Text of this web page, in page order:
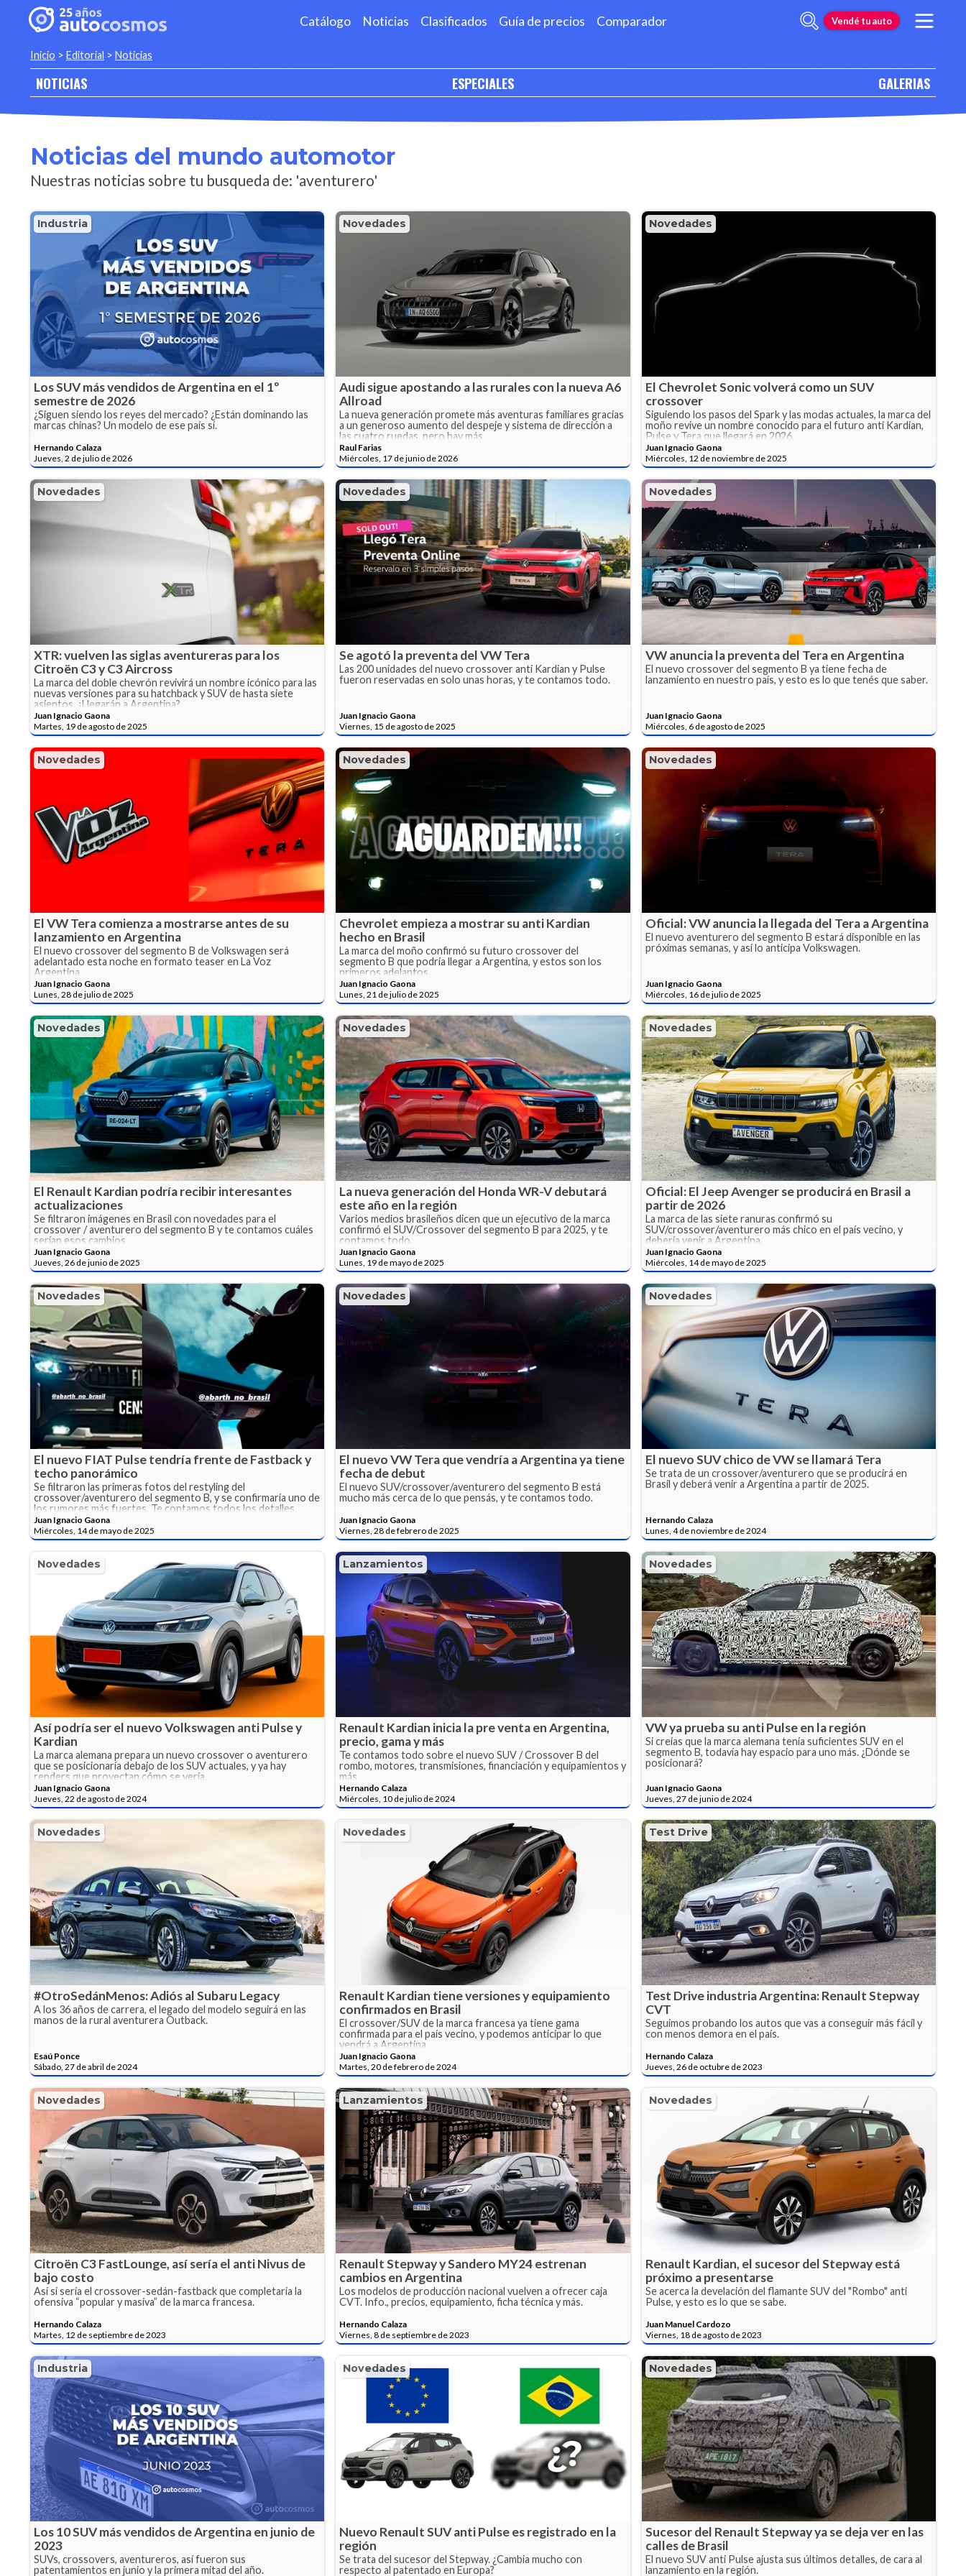
Catálogo Noticias Clasificados Guía de precios Comparador Vendé tu auto
Inicio > Editorial > Noticias
NOTICIAS ESPECIALES GALERIAS
Noticias del mundo automotor
Nuestras noticias sobre tu busqueda de: 'aventurero'
Industria
Los SUV más vendidos de Argentina en el 1º
semestre de 2026
¿Siguen siendo los reyes del mercado? ¿Están dominando las
marcas chinas? Un modelo de ese país sí.
Hernando Calaza
Jueves, 2 de julio de 2026
Novedades
Audi sigue apostando a las rurales con la nueva A6
Allroad
La nueva generación promete más aventuras familiares gracias
a un generoso aumento del despeje y sistema de dirección a
las cuatro ruedas, pero hay más.
Raul Farias
Miércoles, 17 de junio de 2026
Novedades
El Chevrolet Sonic volverá como un SUV
crossover
Siguiendo los pasos del Spark y las modas actuales, la marca del
moño revive un nombre conocido para el futuro anti Kardian,
Pulse y Tera que llegará en 2026.
Juan Ignacio Gaona
Miércoles, 12 de noviembre de 2025
Novedades
XTR: vuelven las siglas aventureras para los
Citroën C3 y C3 Aircross
La marca del doble chevrón revivirá un nombre icónico para las
nuevas versiones para su hatchback y SUV de hasta siete
asientos. ¿Llegarán a Argentina?
Juan Ignacio Gaona
Martes, 19 de agosto de 2025
Novedades
Se agotó la preventa del VW Tera
Las 200 unidades del nuevo crossover anti Kardian y Pulse
fueron reservadas en solo unas horas, y te contamos todo.
Juan Ignacio Gaona
Viernes, 15 de agosto de 2025
Novedades
VW anuncia la preventa del Tera en Argentina
El nuevo crossover del segmento B ya tiene fecha de
lanzamiento en nuestro país, y esto es lo que tenés que saber.
Juan Ignacio Gaona
Miércoles, 6 de agosto de 2025
Novedades
El VW Tera comienza a mostrarse antes de su
lanzamiento en Argentina
El nuevo crossover del segmento B de Volkswagen será
adelantado esta noche en formato teaser en La Voz
Argentina.
Juan Ignacio Gaona
Lunes, 28 de julio de 2025
Novedades
Chevrolet empieza a mostrar su anti Kardian
hecho en Brasil
La marca del moño confirmó su futuro crossover del
segmento B que podría llegar a Argentina, y estos son los
primeros adelantos.
Juan Ignacio Gaona
Lunes, 21 de julio de 2025
Novedades
Oficial: VW anuncia la llegada del Tera a Argentina
El nuevo aventurero del segmento B estará disponible en las
próximas semanas, y así lo anticipa Volkswagen.
Juan Ignacio Gaona
Miércoles, 16 de julio de 2025
Novedades
El Renault Kardian podría recibir interesantes
actualizaciones
Se filtraron imágenes en Brasil con novedades para el
crossover / aventurero del segmento B y te contamos cuáles
serían esos cambios.
Juan Ignacio Gaona
Jueves, 26 de junio de 2025
Novedades
La nueva generación del Honda WR-V debutará
este año en la región
Varios medios brasileños dicen que un ejecutivo de la marca
confirmó el SUV/Crossover del segmento B para 2025, y te
contamos todo.
Juan Ignacio Gaona
Lunes, 19 de mayo de 2025
Novedades
Oficial: El Jeep Avenger se producirá en Brasil a
partir de 2026
La marca de las siete ranuras confirmó su
SUV/crossover/aventurero más chico en el país vecino, y
debería venir a Argentina.
Juan Ignacio Gaona
Miércoles, 14 de mayo de 2025
Novedades
El nuevo FIAT Pulse tendría frente de Fastback y
techo panorámico
Se filtraron las primeras fotos del restyling del
crossover/aventurero del segmento B, y se confirmaría uno de
los rumores más fuertes. Te contamos todos los detalles.
Juan Ignacio Gaona
Miércoles, 14 de mayo de 2025
Novedades
El nuevo VW Tera que vendría a Argentina ya tiene
fecha de debut
El nuevo SUV/crossover/aventurero del segmento B está
mucho más cerca de lo que pensás, y te contamos todo.
Juan Ignacio Gaona
Viernes, 28 de febrero de 2025
Novedades
El nuevo SUV chico de VW se llamará Tera
Se trata de un crossover/aventurero que se producirá en
Brasil y deberá venir a Argentina a partir de 2025.
Hernando Calaza
Lunes, 4 de noviembre de 2024
Novedades
Así podría ser el nuevo Volkswagen anti Pulse y
Kardian
La marca alemana prepara un nuevo crossover o aventurero
que se posicionaría debajo de los SUV actuales, y ya hay
renders que proyectan cómo se vería.
Juan Ignacio Gaona
Jueves, 22 de agosto de 2024
Lanzamientos
Renault Kardian inicia la pre venta en Argentina,
precio, gama y más
Te contamos todo sobre el nuevo SUV / Crossover B del
rombo, motores, transmisiones, financiación y equipamientos y
más.
Hernando Calaza
Miércoles, 10 de julio de 2024
Novedades
VW ya prueba su anti Pulse en la región
Si creías que la marca alemana tenía suficientes SUV en el
segmento B, todavía hay espacio para uno más. ¿Dónde se
posicionará?
Juan Ignacio Gaona
Jueves, 27 de junio de 2024
Novedades
#OtroSedánMenos: Adiós al Subaru Legacy
A los 36 años de carrera, el legado del modelo seguirá en las
manos de la rural aventurera Outback.
Esaú Ponce
Sábado, 27 de abril de 2024
Novedades
Renault Kardian tiene versiones y equipamiento
confirmados en Brasil
El crossover/SUV de la marca francesa ya tiene gama
confirmada para el país vecino, y podemos anticipar lo que
vendrá a Argentina.
Juan Ignacio Gaona
Martes, 20 de febrero de 2024
Test Drive
Test Drive industria Argentina: Renault Stepway
CVT
Seguimos probando los autos que vas a conseguir más fácil y
con menos demora en el país.
Hernando Calaza
Jueves, 26 de octubre de 2023
Novedades
Citroën C3 FastLounge, así sería el anti Nivus de
bajo costo
Así sí sería el crossover-sedán-fastback que completaría la
ofensiva “popular y masiva” de la marca francesa.
Hernando Calaza
Martes, 12 de septiembre de 2023
Lanzamientos
Renault Stepway y Sandero MY24 estrenan
cambios en Argentina
Los modelos de producción nacional vuelven a ofrecer caja
CVT. Info., precios, equipamiento, ficha técnica y más.
Hernando Calaza
Viernes, 8 de septiembre de 2023
Novedades
Renault Kardian, el sucesor del Stepway está
próximo a presentarse
Se acerca la develación del flamante SUV del "Rombo" anti
Pulse, y esto es lo que se sabe.
Juan Manuel Cardozo
Viernes, 18 de agosto de 2023
Industria
Los 10 SUV más vendidos de Argentina en junio de
2023
SUVs, crossovers, aventureros, así fueron sus
patentamientos en junio y la primera mitad del año.
Novedades
Nuevo Renault SUV anti Pulse es registrado en la
región
Se trata del sucesor del Stepway. ¿Cambia mucho con
respecto al patentado en Europa?
Novedades
Sucesor del Renault Stepway ya se deja ver en las
calles de Brasil
El nuevo SUV anti Pulse ajusta sus últimos detalles, de cara al
lanzamiento en la región.